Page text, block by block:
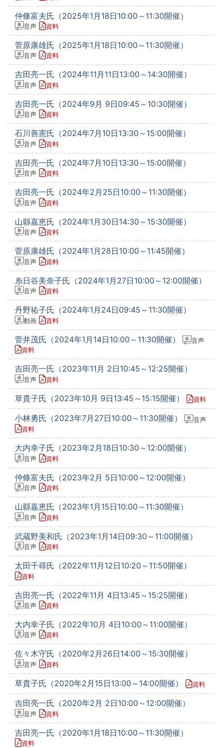
仲條富夫氏（2025年1月18日10:00～11:30開催）
音声 資料
菅原康雄氏（2025年1月18日10:00～11:30開催）
音声 資料
吉田亮一氏（2024年11月11日13:00～14:30開催）
音声 資料
吉田亮一氏（2024年9月 9日09:45～10:30開催）
音声 資料
石川善憲氏（2024年7月10日13:30～15:00開催）
音声 資料
吉田亮一氏（2024年7月10日13:30～15:00開催）
音声 資料
吉田亮一氏（2024年2月25日10:00～11:30開催）
音声 資料
山縣嘉恵氏（2024年1月30日14:30～15:30開催）
音声 資料
菅原康雄氏（2024年1月28日10:00～11:45開催）
音声 資料
糸日谷美奈子氏（2024年1月27日10:00～12:00開催）
音声 資料
丹野祐子氏（2024年1月24日09:45～11:30開催）
動画 資料
菅井茂氏（2024年1月14日10:00～11:30開催）
音声
資料
吉田亮一氏（2023年11月 2日10:45～12:25開催）
音声 資料
草貴子氏（2023年10月 9日13:45～15:15開催） 資料
小林勇氏（2023年7月27日10:00～11:30開催）
音声
資料
大内幸子氏（2023年2月18日10:30～12:00開催）
音声 資料
仲條富夫氏（2023年2月 5日10:00～12:00開催）
音声 資料
山縣嘉恵氏（2023年1月15日10:00～11:30開催）
音声 資料
武蔵野美和氏（2023年1月14日09:30～11:00開催）
音声 資料
太田千尋氏（2022年11月12日10:20～11:50開催）
資料
吉田亮一氏（2022年11月 4日13:45～15:25開催）
音声 資料
大内幸子氏（2022年10月 4日10:00～11:00開催）
音声 資料
佐々木守氏（2020年2月26日14:00～15:30開催）
音声 資料
草貴子氏（2020年2月15日13:00～14:00開催） 資料
吉田亮一氏（2020年2月 2日10:00～12:00開催）
音声 資料
吉田亮一氏（2020年1月18日10:00～11:30開催）
資料